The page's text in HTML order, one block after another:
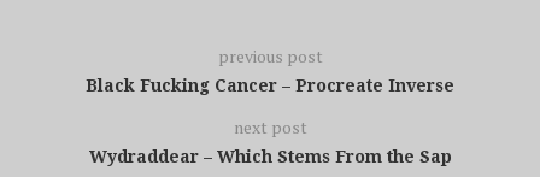
previous post
Black Fucking Cancer – Procreate Inverse
next post
Wydraddear – Which Stems From the Sap